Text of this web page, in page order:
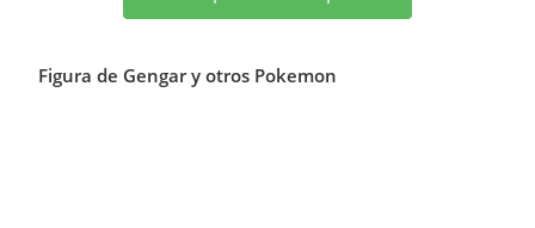
Figura de Gengar y otros Pokemon